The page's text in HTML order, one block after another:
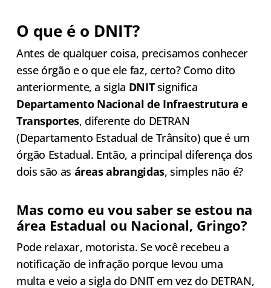
O que é o DNIT?
Antes de qualquer coisa, precisamos conhecer
esse órgão e o que ele faz, certo? Como dito
anteriormente, a sigla DNITsignifica
Departamento Nacional de Infraestrutura e
Transportes, diferente do DETRAN
(Departamento Estadual de Trânsito) que é um
órgão Estadual. Então, a principal diferença dos
dois são as áreas abrangidas, simples não é?
Mas como eu vou saber se estou na
área Estadual ou Nacional, Gringo?
Pode relaxar, motorista. Se você recebeu a
notificação de infração porque levou uma
multa e veio a sigla do DNIT em vez do DETRAN,